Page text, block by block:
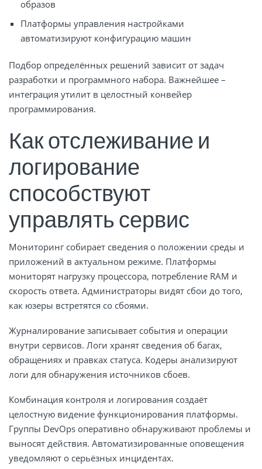
образов
Платформы управления настройками
автоматизируют конфигурацию машин
Подбор определённых решений зависит от задач
разработки и программного набора. Важнейшее –
интеграция утилит в целостный конвейер
программирования.
Как отслеживание и
логирование
способствуют
управлять сервис
Мониторинг собирает сведения о положении среды и
приложений в актуальном режиме. Платформы
мониторят нагрузку процессора, потребление RAM и
скорость ответа. Администраторы видят сбои до того,
как юзеры встретятся со сбоями.
Журналирование записывает события и операции
внутри сервисов. Логи хранят сведения об багах,
обращениях и правках статуса. Кодеры анализируют
логи для обнаружения источников сбоев.
Комбинация контроля и логирования создаёт
целостную видение функционирования платформы.
Группы DevOps оперативно обнаруживают проблемы и
выносят действия. Автоматизированные оповещения
уведомляют о серьёзных инцидентах.